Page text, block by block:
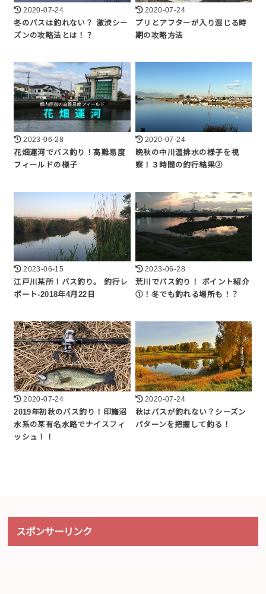
2020-07-24
冬のバスは釣れない？ 激渋シー
ズンの攻略法とは！？
2020-07-24
プリとアフターが入り混じる時
期の攻略方法
2023-06-28
花畑運河でバス釣り！高難易度
フィールドの様子
2020-07-24
晩秋の中川温排水の様子を視
察！３時間の釣行結果②
2023-06-15
江戸川某所！バス釣り。 釣行レ
ポート-2018年4月22日
2023-06-28
荒川でバス釣り！ ポイント紹介
①！冬でも釣れる場所も！？
2020-07-24
2019年初秋のバス釣り！印旛沼
水系の某有名水路でナイスフィ
ッシュ！！
2020-07-24
秋はバスが釣れない？シーズン
パターンを把握して釣る！
スポンサーリンク